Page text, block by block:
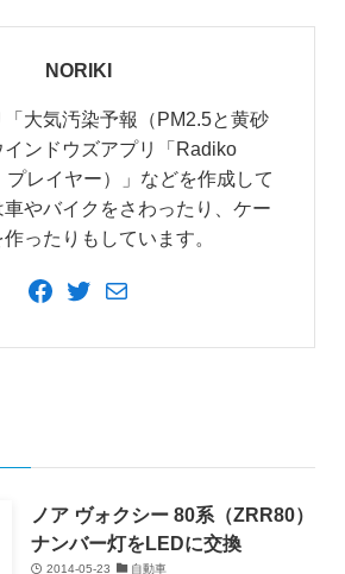
NORIKI
大気汚染予報（PM2.5と黄砂
ンドウズアプリ「Radiko
プレイヤー）」などを作成して
やバイクをさわったり、ケー
ったりもしています。
Facebook
Twitter
ル
ノア ヴォクシー 80系（ZRR80）
ナンバー灯をLEDに交換
2014-05-23 自動車